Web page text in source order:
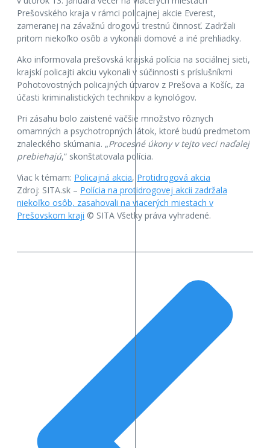
Prešovského kraja v rámci policajnej akcie Everest,
zameranej na závažnú drogovú trestnú činnosť. Zadržali
pritom niekoľko osôb a vykonali domové a iné prehliadky.
Ako informovala prešovská krajská polícia na sociálnej sieti,
krajskí policajti akciu vykonali v súčinnosti s príslušníkmi
Pohotovostných policajných útvarov z Prešova a Košíc, za
účasti kriminalistických technikov a kynológov.
Pri zásahu bolo zaistené väčšie množstvo rôznych
omamných a psychotropných látok, ktoré budú predmetom
znaleckého skúmania. „Procesné úkony v tejto veci naďalej
prebiehajú,“ skonštatovala polícia.
Viac k témam: Policajná akcia, Protidrogová akcia
Zdroj: SITA.sk – Polícia na protidrogovej akcii zadržala
niekoľko osôb, zasahovali na viacerých miestach v
Prešovskom kraji © SITA Všetky práva vyhradené.